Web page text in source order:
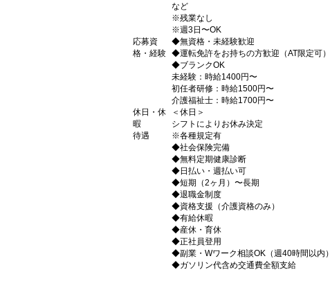
など
※残業なし
※週3日〜OK
応募資
格・経験
◆無資格・未経験歓迎
◆運転免許をお持ちの方歓迎（AT限定可
◆ブランクOK
未経験：時給1400円〜
初任者研修：時給1500円〜
介護福祉士：時給1700円〜
休日・休
暇
＜休日＞
シフトによりお休み決定
待遇
※各種規定有
◆社会保険完備
◆無料定期健康診断
◆日払い・週払い可
◆短期（2ヶ月）〜長期
◆退職金制度
◆資格支援（介護資格のみ）
◆有給休暇
◆産休・育休
◆正社員登用
◆副業・Wワーク相談OK（週40時間以内）
◆ガソリン代含め交通費全額支給